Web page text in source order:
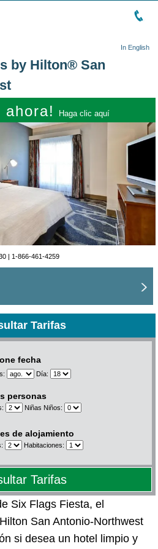
In English
by Hilton® San
ahora! Haga clic aquí
| 1-866-461-4259
Tarifas
fecha
Día:
personas
Niñas Niños:
de alojamiento
Habitaciones:
Tarifas
Six Flags Fiesta, el
San Antonio-Northwest
si desea un hotel limpio y